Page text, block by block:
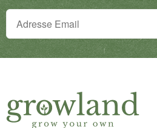
Tu ne peux plus rien manquer !
Inscris-toi à la newsletter & reçois